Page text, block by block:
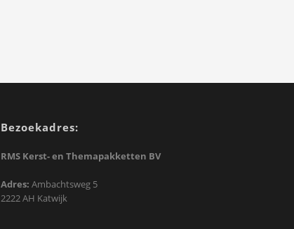
Bezoekadres:
RMS Kerst- en Themapakketten BV
Adres: Ambachtsweg 5
2222 AH Katwijk